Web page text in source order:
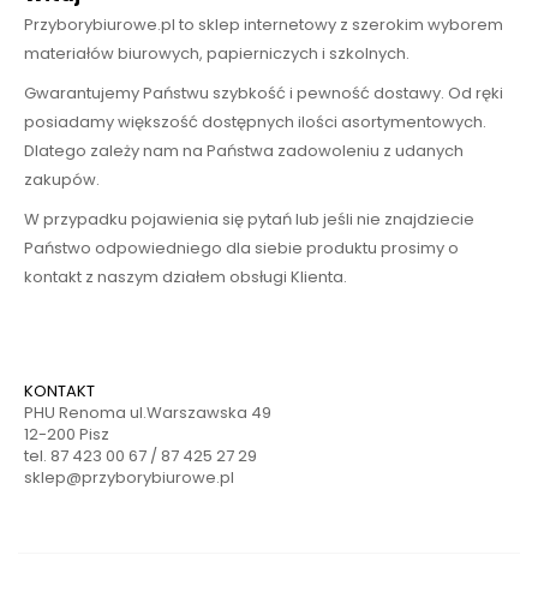
Przyborybiurowe.pl to sklep internetowy z szerokim wyborem
materiałów biurowych, papierniczych i szkolnych.
Gwarantujemy Państwu szybkość i pewność dostawy. Od ręki
posiadamy większość dostępnych ilości asortymentowych.
Dlatego zależy nam na Państwa zadowoleniu z udanych
zakupów.
W przypadku pojawienia się pytań lub jeśli nie znajdziecie
Państwo odpowiedniego dla siebie produktu prosimy o
kontakt z naszym działem obsługi Klienta.
KONTAKT
PHU Renoma ul.Warszawska 49
12-200 Pisz
tel. 87 423 00 67 / 87 425 27 29
sklep@przyborybiurowe.pl